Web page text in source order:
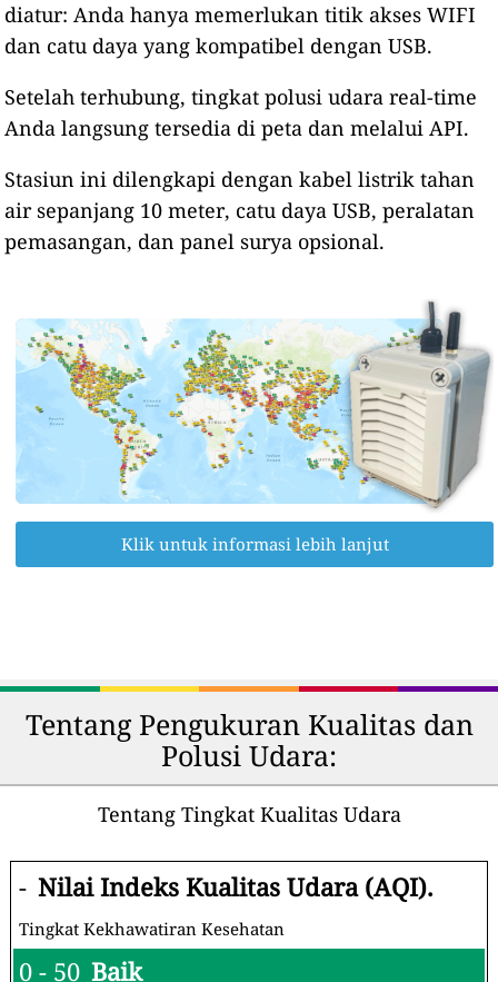
diatur: Anda hanya memerlukan titik akses WIFI
dan catu daya yang kompatibel dengan USB.
Setelah terhubung, tingkat polusi udara real-time
Anda langsung tersedia di peta dan melalui API.
Stasiun ini dilengkapi dengan kabel listrik tahan
air sepanjang 10 meter, catu daya USB, peralatan
pemasangan, dan panel surya opsional.
Klik untuk informasi lebih lanjut
Tentang Pengukuran Kualitas dan
Polusi Udara:
Tentang Tingkat Kualitas Udara
- Nilai Indeks Kualitas Udara (AQI).
Tingkat Kekhawatiran Kesehatan
0 - 50 Baik